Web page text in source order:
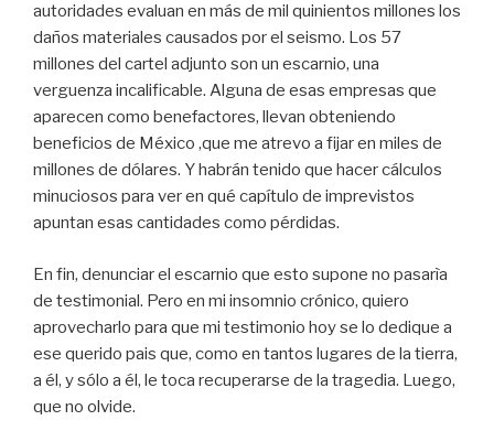
autoridades evaluan en más de mil quinientos millones los
daños materiales causados por el seismo. Los 57
millones del cartel adjunto son un escarnio, una
verguenza incalificable. Alguna de esas empresas que
aparecen como benefactores, llevan obteniendo
beneficios de México ,que me atrevo a fijar en miles de
millones de dólares. Y habrán tenido que hacer cálculos
minuciosos para ver en qué capítulo de imprevistos
apuntan esas cantidades como pérdidas.
En fin, denunciar el escarnio que esto supone no pasarìa
de testimonial. Pero en mi insomnio crónico, quiero
aprovecharlo para que mi testimonio hoy se lo dedique a
ese querido pais que, como en tantos lugares de la tierra,
a él, y sólo a él, le toca recuperarse de la tragedia. Luego,
que no olvide.